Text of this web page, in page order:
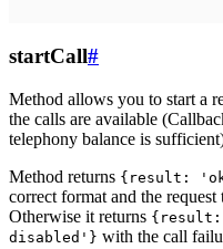
startCall#
Method allows you to start a
the calls are available
telephony balance is
Method returns {result:
correct format and the request
Otherwise it returns
disabled'} with the call